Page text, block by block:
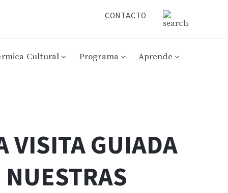
CONTACTO
Cultural Programa Aprende
VISITA GUIADA